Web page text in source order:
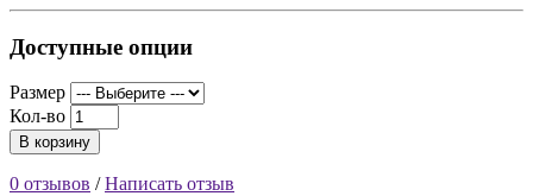
Доступные опции
Размер
Кол-во
В корзину
0 отзывов /Написать отзыв